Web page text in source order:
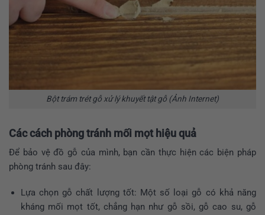
Bột trám trét gỗ xử lý khuyết tật gỗ (Ảnh Internet)
Các cách phòng tránh mối mọt hiệu quả
Để bảo vệ đồ gỗ của mình, bạn cần thực hiện các biện pháp
phòng tránh sau đây:
Lựa chọn gỗ chất lượng tốt: Một số loại gỗ có khả năng
kháng mối mọt tốt, chẳng hạn như gỗ sồi, gỗ cao su, gỗ